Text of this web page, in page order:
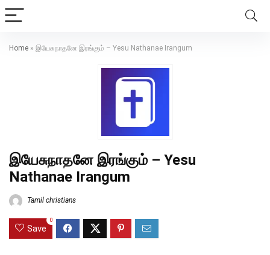
Home » இயேசுநாதனே இரங்கும் – Yesu Nathanae Irangum
இயேசுநாதனே இரங்கும் – Yesu
Nathanae Irangum
Tamil christians
Save
0